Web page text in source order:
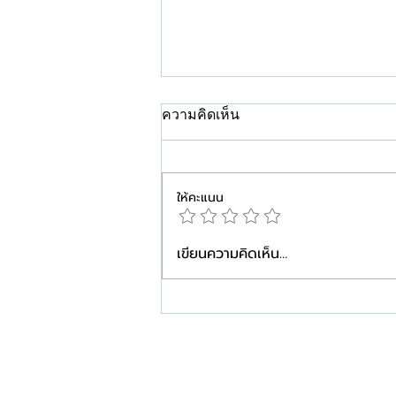
คีลอยด์…ยิ่งเริ่มดูแลเร็ว ยิ่ง
วางแผนได้ง่ายกว่า
ความคิดเห็น
ให้คะแนน
เขียนความคิดเห็น…